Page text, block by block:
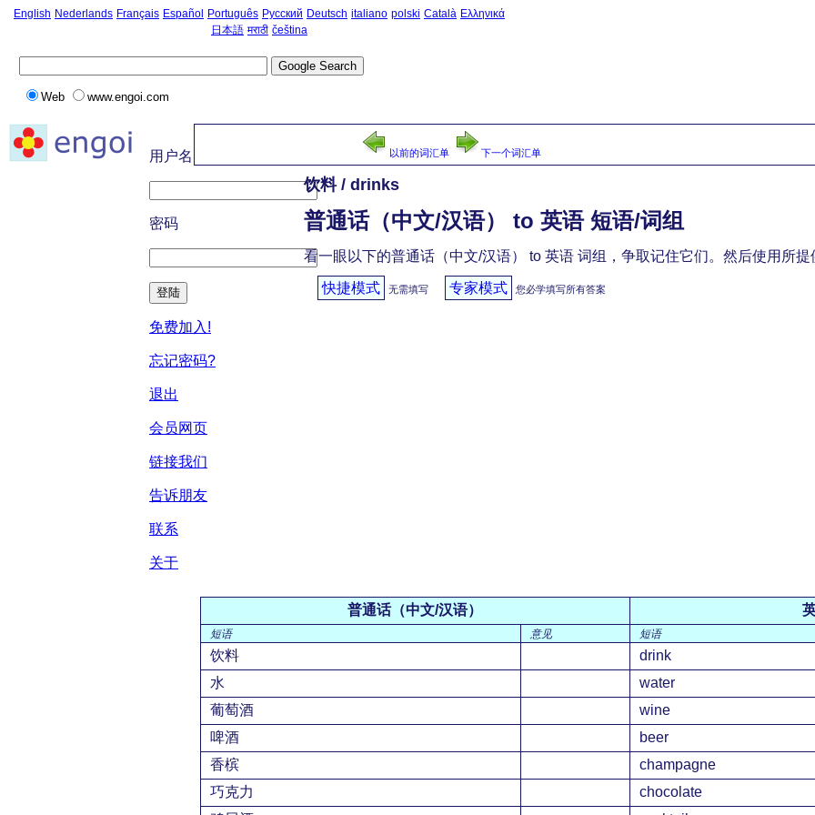
English Nederlands Français Español Português Русский Deutsch italiano polski Català Ελληνικά
日本語 मराठी čeština
Web www.engoi.com
用户名
密码
登陆
免费加入!
忘记密码?
退出
会员网页
链接我们
告诉朋友
联系
关于
以前的词汇单 下一个词汇单
饮料 / drinks
普通话（中文/汉语） to 英语 短语/词组
看一眼以下的普通话（中文/汉语） to 英语 词组，争取记住它们。然后使用所提
快捷模式 无需填写 专家模式 您必学填写所有答案
普通话（中文/汉语）
短语 意见 短语
饮料
drink
水
water
葡萄酒
wine
啤酒
beer
香槟
champagne
巧克力
chocolate